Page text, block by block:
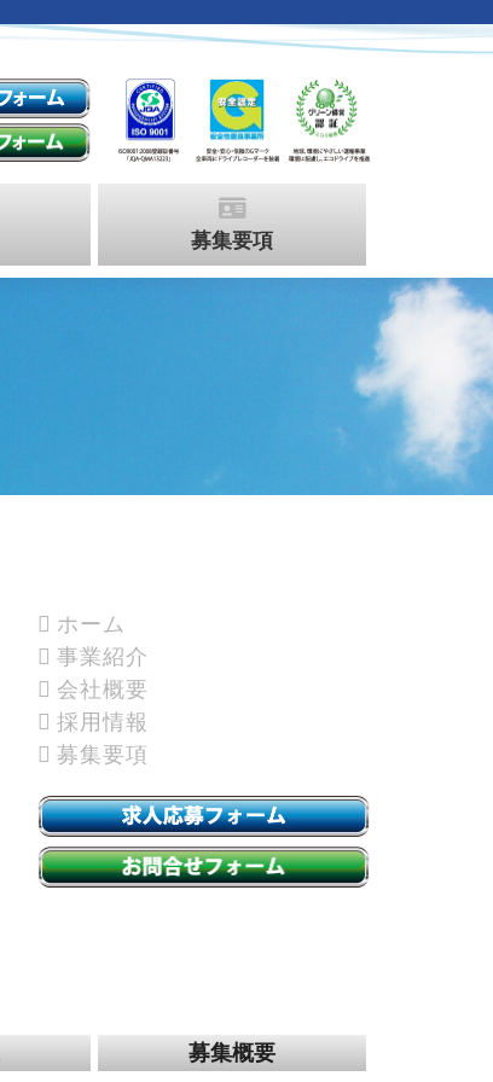
募集要項
ホーム
事業紹介
会社概要
採用情報
募集要項
募集概要